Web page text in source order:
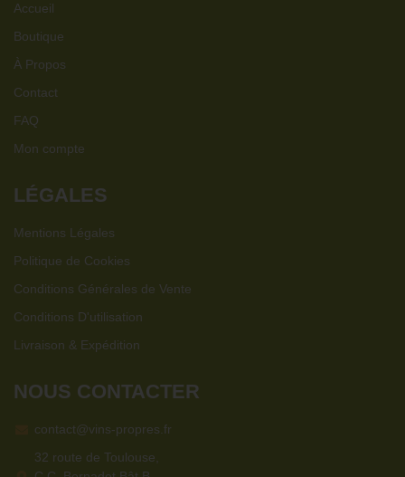
Accueil
Boutique
À Propos
Contact
FAQ
Mon compte
LÉGALES
Mentions Légales
Politique de Cookies
Conditions Générales de Vente
Conditions D'utilisation
Livraison & Expédition
NOUS CONTACTER
contact@vins-propres.fr
32 route de Toulouse,